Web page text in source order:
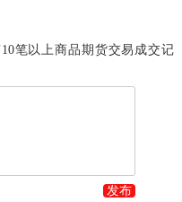
笔以上商品期货交易成交记
发布